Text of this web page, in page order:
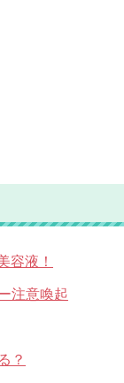
容液！
注意喚起
？